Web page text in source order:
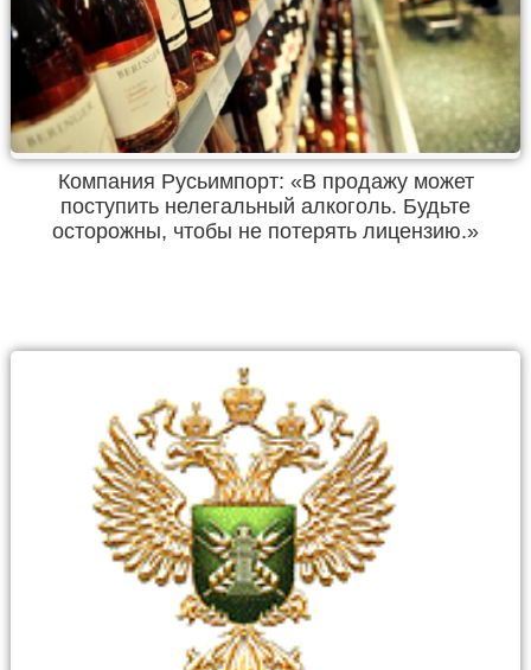
Компания Русьимпорт: «В продажу может
поступить нелегальный алкоголь. Будьте
осторожны, чтобы не потерять лицензию.»